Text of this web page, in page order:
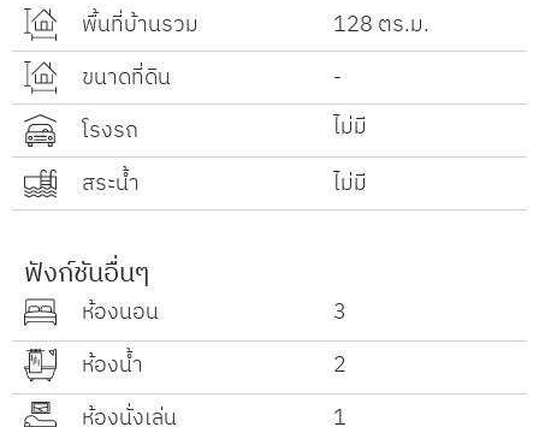
พื้นที่บ้านรวม
128 ตร.ม.
ขนาดที่ดิน
-
โรงรถ
ไม่มี
สระน้ำ ไม่มี
ฟังก์ชันอื่นๆ
ห้องนอน
3
ห้องน้ำ
2
ห้องนั่งเล่น
1